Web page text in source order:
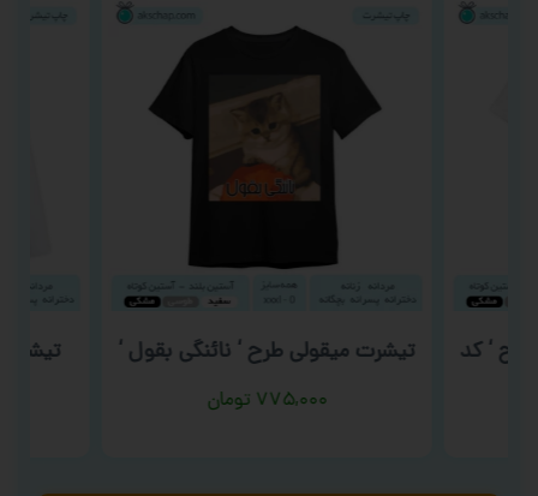
‘ کد تیشرت میقولی طرح ‘ نائنگی بقول ‘
۷۷۵,۰۰۰ تومان
تیشرت